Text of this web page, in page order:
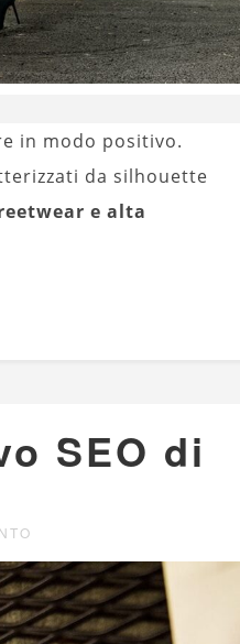
in modo positivo.
da silhouette
e alta
SEO di